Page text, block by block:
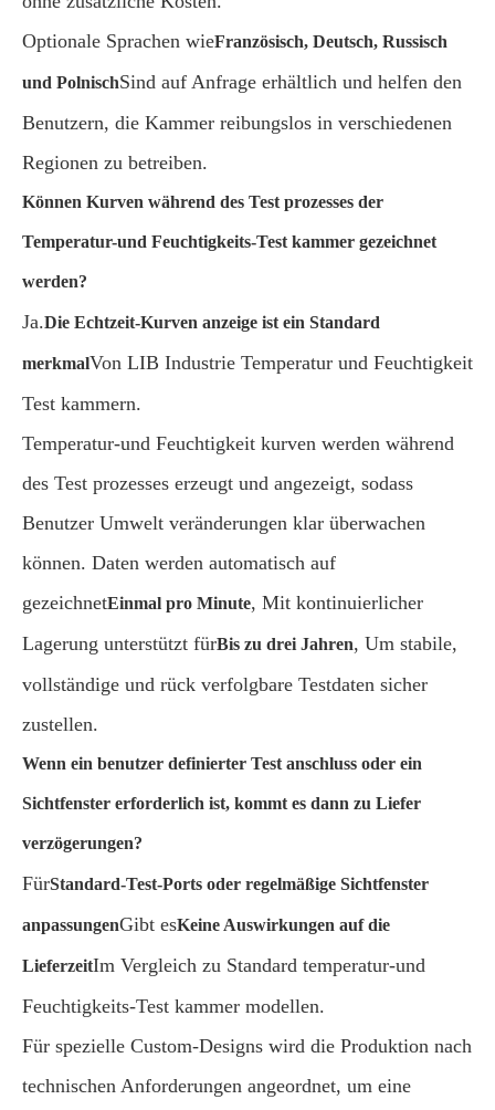
Optionale Sprachen wieFranzösisch, Deutsch, Russisch
und PolnischSind auf Anfrage erhältlich und helfen den
Benutzern, die Kammer reibungslos in verschiedenen
Regionen zu betreiben.
Können Kurven während des Test prozesses der
Temperatur-und Feuchtigkeits-Test kammer gezeichnet
werden?
Ja.Die Echtzeit-Kurven anzeige ist ein Standard
merkmalVon LIB Industrie Temperatur und Feuchtigkeit
Test kammern.
Temperatur-und Feuchtigkeit kurven werden während
des Test prozesses erzeugt und angezeigt, sodass
Benutzer Umwelt veränderungen klar überwachen
können. Daten werden automatisch auf
gezeichnetEinmal pro Minute, Mit kontinuierlicher
Lagerung unterstützt fürBis zu drei Jahren, Um stabile,
vollständige und rück verfolgbare Testdaten sicher
zustellen.
Wenn ein benutzer definierter Test anschluss oder ein
Sichtfenster erforderlich ist, kommt es dann zu Liefer
verzögerungen?
FürStandard-Test-Ports oder regelmäßige Sichtfenster
anpassungenGibt esKeine Auswirkungen auf die
LieferzeitIm Vergleich zu Standard temperatur-und
Feuchtigkeits-Test kammer modellen.
Für spezielle Custom-Designs wird die Produktion nach
technischen Anforderungen angeordnet, um eine